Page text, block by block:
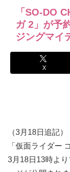
「SO-DO
ガ 2」が予
ジングマイ
X
（3月18日追記）
「仮面ライダー
3月18日13時よ